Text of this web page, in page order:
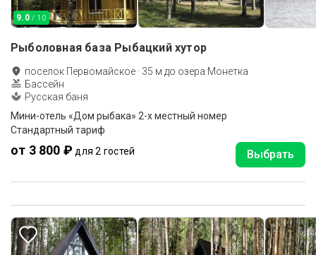
9.0 / 10
Рыболовная база Рыбацкий хутор
поселок Первомайское · 35 м до озера Монетка
Бассейн
Русская баня
Мини-отель «Дом рыбака» 2-х местный номер
Стандартный тариф
от 3 800 ₽ для 2 гостей Выбрать